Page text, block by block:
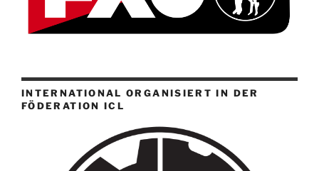
INTERNATIONAL ORGANISIERT IN DER
FÖDERATION ICL